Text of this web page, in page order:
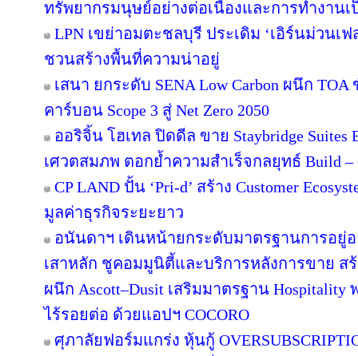
ทรัพยากรมนุษย์อย่างต่อเนื่องและการทำงาน
LPN เขย่าอมตะชลบุรี ประเดิม ‘เอิร์นม่วนเฟ
ชวนสร้างพื้นที่ความน่าอยู่
เสนา ยกระดับ SENA Low Carbon ผนึก TOA
คาร์บอน Scope 3 สู่ Net Zero 2050
ออริจิ้น โฮเทล ปิดดีล ขาย Staybridge Suites
เศวตสมภพ ตอกย้ำความสำเร็จกลยุทธ์ Build –
CP LAND ปั้น ‘Pri-d’ สร้าง Customer
มูลค่าธุรกิจระยะยาว
อนันดาฯ เดินหน้ายกระดับมาตรฐานการอยู่อ
เสาหลัก ชูคอมมูนิตี้และบริการหลังการขาย สร้
ผนึก Ascott–Dusit เสริมมาตรฐาน
ไร้รอยต่อ ด้วยแอปฯ COCORO
ศุภาลัยฟอร์มแกร่ง หุ้นกู้